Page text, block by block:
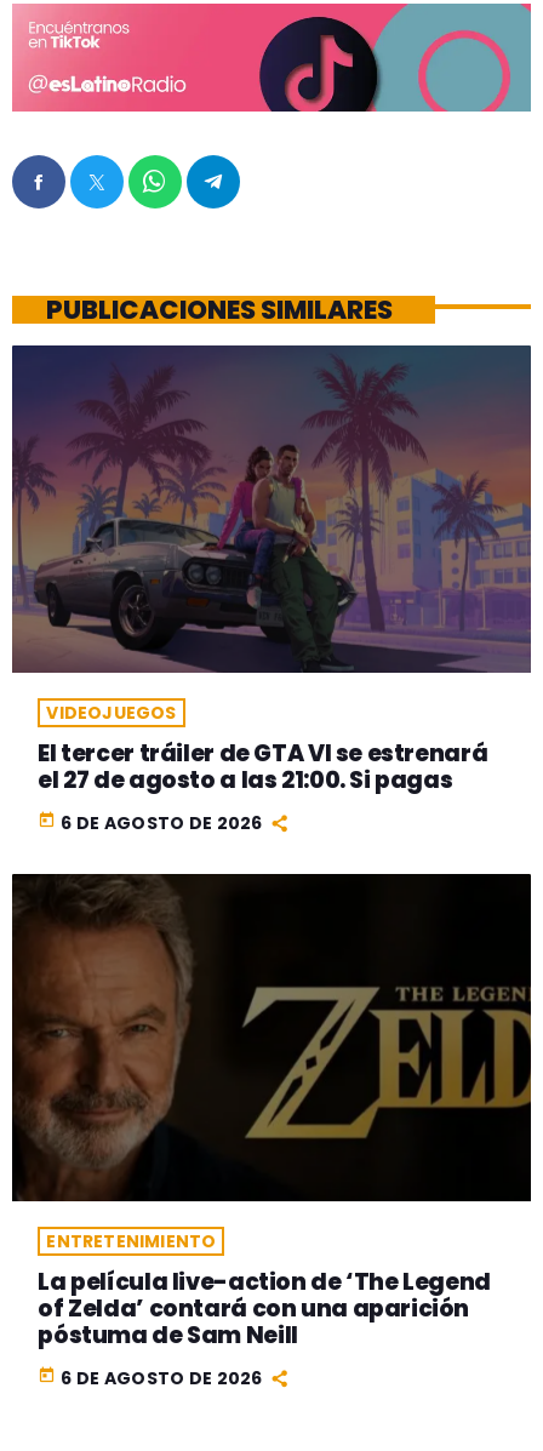
PUBLICACIONES SIMILARES
VIDEOJUEGOS
El tercer tráiler de GTA VI se estrenará
el 27 de agosto a las 21:00. Si pagas
today 6 DE AGOSTO DE 2026
ENTRETENIMIENTO
La película live-action de ‘The Legend
of Zelda’ contará con una aparición
póstuma de Sam Neill
today 6 DE AGOSTO DE 2026